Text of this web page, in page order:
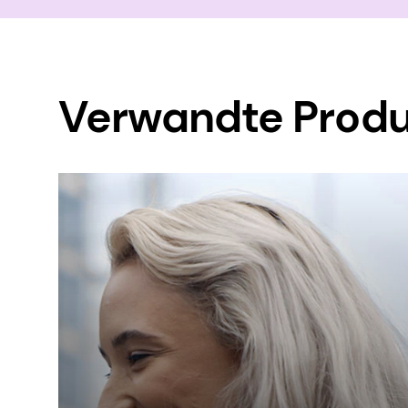
Verwandte